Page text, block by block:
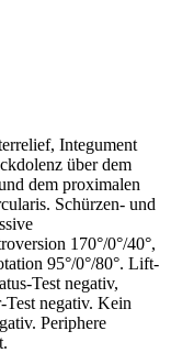
Integument
über dem
dem proximalen
Schürzen- und
170°/0°/40°,
95°/0°/80°. Lift-
Test negativ,
negativ. Kein
Periphere